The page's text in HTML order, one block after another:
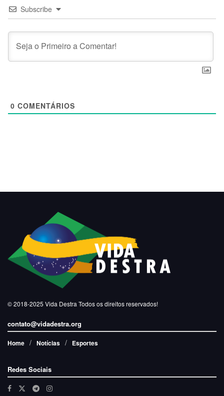
Subscribe
0 COMENTÁRIOS
© 2018-2025 Vida Destra Todos os direitos reservados!
contato@vidadestra.org
Home Notícias Esportes
Redes Sociais